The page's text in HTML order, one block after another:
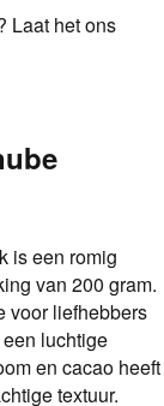
Laat het ons
is een romig
van 200 gram.
voor liefhebbers
luchtige
en cacao heeft
textuur.